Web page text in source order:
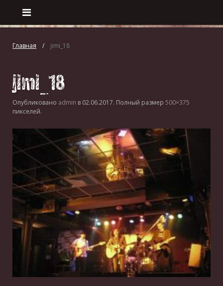
Главная jimi_18
jimi_18
Опубликовано admin в 02.06.2017. Полный размер 500×375
пикселей.